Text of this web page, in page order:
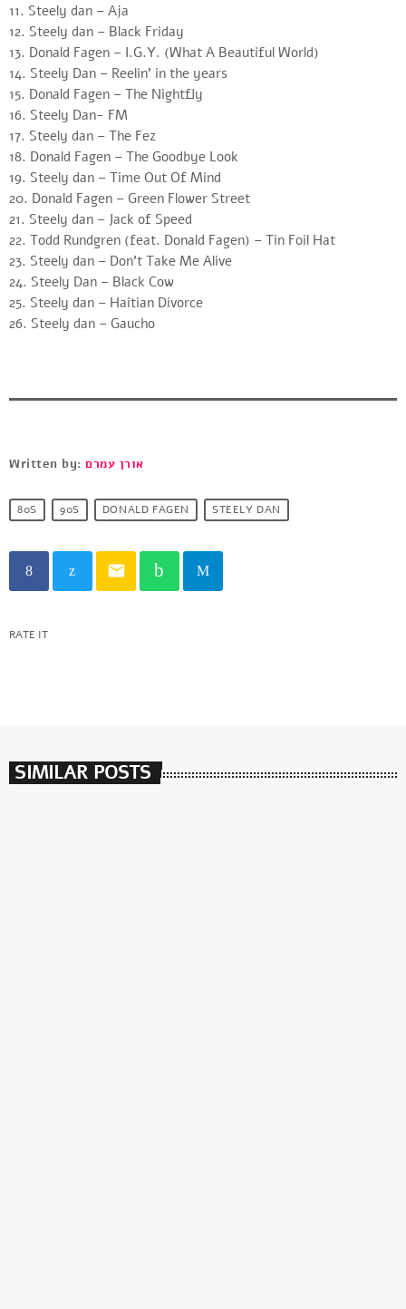
11. Steely dan – Aja
12. Steely dan – Black Friday
13. Donald Fagen – I.G.Y. (What A Beautiful World)
14. Steely Dan – Reelin’ in the years
15. Donald Fagen – The Nightfly
16. Steely Dan- FM
17. Steely dan – The Fez
18. Donald Fagen – The Goodbye Look
19. Steely dan – Time Out Of Mind
20. Donald Fagen – Green Flower Street
21. Steely dan – Jack of Speed
22. Todd Rundgren (feat. Donald Fagen) – Tin Foil Hat
23. Steely dan – Don’t Take Me Alive
24. Steely Dan – Black Cow
25. Steely dan – Haitian Divorce
26. Steely dan – Gaucho
Written by:אורן עמרם
80S 90S DONALD FAGEN STEELY DAN
email
RATE IT
SIMILAR POSTS